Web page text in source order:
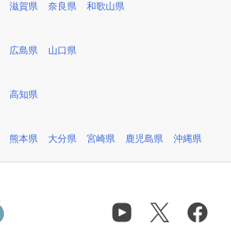
滋賀県 奈良県 和歌山県
広島県 山口県
高知県
熊本県 大分県 宮崎県 鹿児島県 沖縄県